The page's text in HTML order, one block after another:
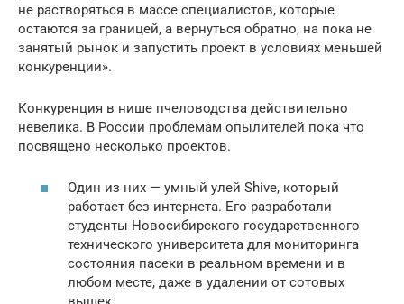
не растворяться в массе специалистов, которые
остаются за границей, а вернуться обратно, на пока не
занятый рынок и запустить проект в условиях меньшей
конкуренции».
Конкуренция в нише пчеловодства действительно
невелика. В России проблемам опылителей пока что
посвящено несколько проектов.
Один из них — умный улей Shive, который
работает без интернета. Его разработали
студенты Новосибирского государственного
технического университета для мониторинга
состояния пасеки в реальном времени и в
любом месте, даже в удалении от сотовых